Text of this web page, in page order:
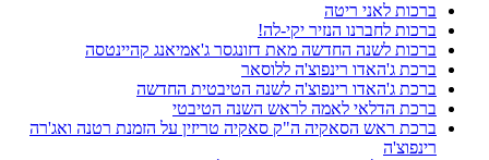
ברכות לאני ריטה
ברכות לחברנו הנזיר יקי-לה!
ברכות לשנה החדשה מאת דזונגסר ג'אמיאנג קהיינטסה
ברכת ג'האדו רינפוצ'ה ללוסאר
ברכת ג'האדו רינפוצ'ה לשנה הטיבטית החדשה
ברכת הדלאי לאמה לראש השנה הטיבטי
ברכת ראש הסאקיה ה"ק סאקיה טריזין על הזמנת רטנה ואג'רה
רינפוצ'ה